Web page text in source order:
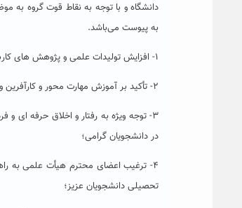
دانشگاه و با توجه به نقاط قوت گروه به
به پیوست می‌باشد.
۱- افزایش تولیدات علمی و پژوهش های کاربردی و مسأله محور درآمدزای گروه آموزشی مبتنی بر توان اعضای محترم هیأت علمی و دانشجویان گرامی؛
۲- تأکید بر آموزش مهارت محور و کارآفرین و ایجاد رشته های نوین نیازمحور با همکاری سایر گروه های آموزشی دانشکده؛
۳- توجه ویژه به رفتار و اخلاق حرفه ای و
در دانشجویان گرامی؛
۴- ترغیب اعضای محترم هیأت علمی به
تحصیلی دانشجویان عزیز؛